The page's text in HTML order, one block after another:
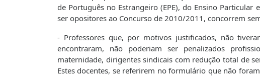
de Português no Estrangeiro (EPE), do Ensino Particular
ser opositores ao Concurso de 2010/2011, concorrem
- Professores que, por motivos justificados, não
encontraram, não poderiam ser penalizados
maternidade, dirigentes sindicais com redução total de
Estes docentes, se referirem no formulário que não